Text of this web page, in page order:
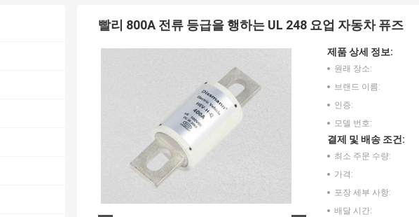
빨리 800A 전류 등급을 행하는 UL 248 요업 자동차 퓨즈
제품 상세 정보:
원래 장소:
브랜드 이름:
인증:
모델 번호:
결제 및 배송 조건:
최소 주문 수량:
가격:
포장 세부 사항:
배달 시간: